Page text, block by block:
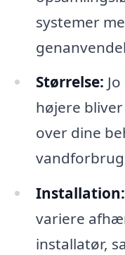
systemer
Størrelse:
højere
over dine
Installation:
variere
installatør,